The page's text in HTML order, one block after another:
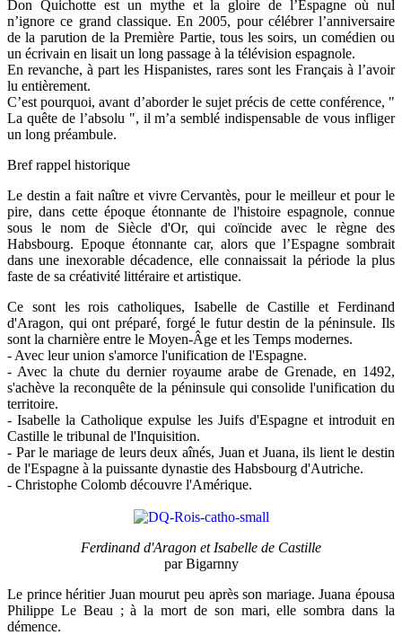
Don Quichotte est un mythe et la gloire de l’Espagne où nul
n’ignore ce grand classique. En 2005, pour célébrer l’anniversaire
de la parution de la Première Partie, tous les soirs, un comédien ou
un écrivain en lisait un long passage à la télévision espagnole.
En revanche, à part les Hispanistes, rares sont les Français à l’avoir
lu entièrement.
C’est pourquoi, avant d’aborder le sujet précis de cette conférence, "
La quête de l’absolu ", il m’a semblé indispensable de vous infliger
un long préambule.
Bref rappel historique
Le destin a fait naître et vivre Cervantès, pour le meilleur et pour le
pire, dans cette époque étonnante de l'histoire espagnole, connue
sous le nom de Siècle d'Or, qui coïncide avec le règne des
Habsbourg. Epoque étonnante car, alors que l’Espagne sombrait
dans une inexorable décadence, elle connaissait la période la plus
faste de sa créativité littéraire et artistique.
Ce sont les rois catholiques, Isabelle de Castille et Ferdinand
d'Aragon, qui ont préparé, forgé le futur destin de la péninsule. Ils
sont la charnière entre le Moyen-Âge et les Temps modernes.
- Avec leur union s'amorce l'unification de l'Espagne.
- Avec la chute du dernier royaume arabe de Grenade, en 1492,
s'achève la reconquête de la péninsule qui consolide l'unification du
territoire.
- Isabelle la Catholique expulse les Juifs d'Espagne et introduit en
Castille le tribunal de l'Inquisition.
- Par le mariage de leurs deux aînés, Juan et Juana, ils lient le destin
de l'Espagne à la puissante dynastie des Habsbourg d'Autriche.
- Christophe Colomb découvre l'Amérique.
Ferdinand d'Aragon et Isabelle de Castille
par Bigarnny
Le prince héritier Juan mourut peu après son mariage. Juana épousa
Philippe Le Beau ; à la mort de son mari, elle sombra dans la
démence.